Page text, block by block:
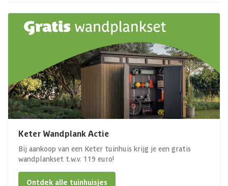
Keter Wandplank Actie
Bij aankoop van een Keter tuinhuis krijg je een gratis
wandplankset t.w.v. 119 euro!
Ontdek alle tuinhuisjes